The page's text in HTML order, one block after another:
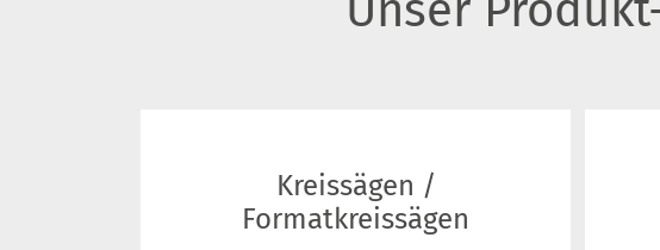
Kreissägen /
Formatkreissägen